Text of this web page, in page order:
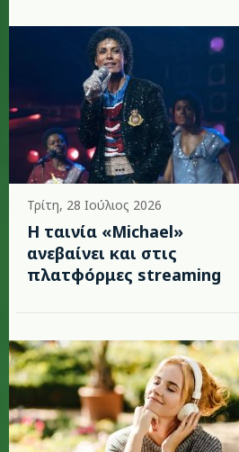
Τρίτη, 28 Ιούλιος 2026
Η ταινία «Michael»
ανεβαίνει και στις
πλατφόρμες streaming